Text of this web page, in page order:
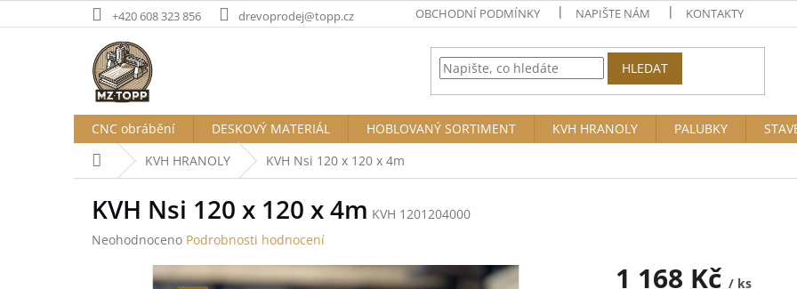
na
+420 608 323 856 drevoprodej@topp.cz OBCHODNÍ PODMÍNKY NAPIŠTE NÁM KONTAKTY
HLEDAT
CNC obrábění DESKOVÝ MATERIÁL HOBLOVANÝ SORTIMENT KVH HRANOLY PALUBKY
Domů KVH HRANOLY KVH Nsi 120 x 120 x 4m
KVH Nsi 120 x 120 x 4m KVH 1201204000
Průměrné
Neohodnoceno Podrobnosti hodnocení
1 168 Kč / ks